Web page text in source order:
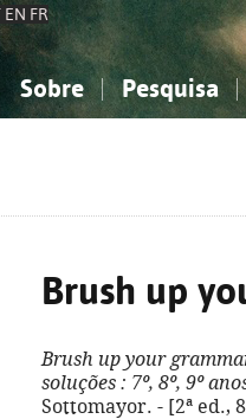
EN FR
Sobre Pesquisa
Brush up
Brush up your
soluções : 7º, 8º, 9º
Sottomayor. - [2ª ed.,